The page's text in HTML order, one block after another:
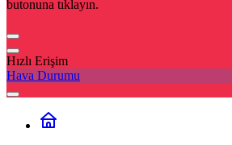
butonuna tıklayın.
Hızlı Erişim
Hava Durumu